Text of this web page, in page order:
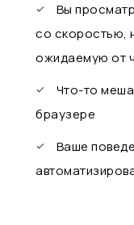
Вы
со скоростью,
ожидаемую от
Что-то
браузере
Ваше